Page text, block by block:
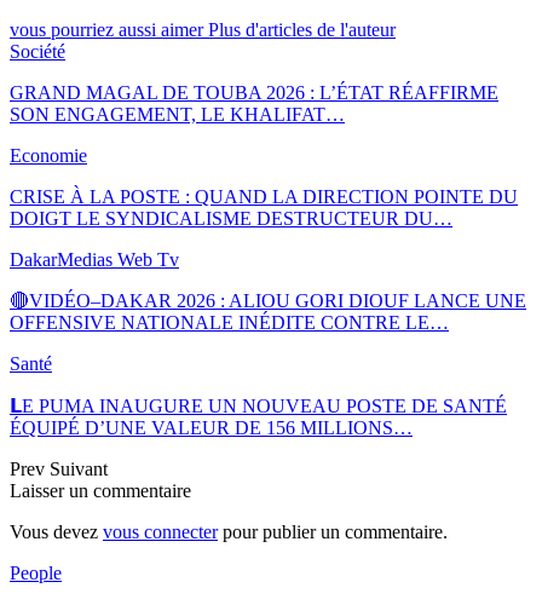
vous pourriez aussi aimer Plus d'articles de l'auteur
Société
GRAND MAGAL DE TOUBA 2026 : L’ÉTAT RÉAFFIRME
SON ENGAGEMENT, LE KHALIFAT…
Economie
CRISE À LA POSTE : QUAND LA DIRECTION POINTE DU
DOIGT LE SYNDICALISME DESTRUCTEUR DU…
DakarMedias Web Tv
🔴VIDÉO–DAKAR 2026 : ALIOU GORI DIOUF LANCE UNE
OFFENSIVE NATIONALE INÉDITE CONTRE LE…
Santé
𝗟E PUMA INAUGURE UN NOUVEAU POSTE DE SANTÉ
ÉQUIPÉ D’UNE VALEUR DE 156 MILLIONS…
Prev Suivant
Laisser un commentaire
Vous devez vous connecterpour publier un commentaire.
People